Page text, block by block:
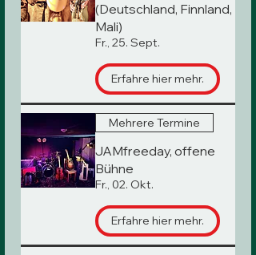
(Deutschland, Finnland,
Mali)
Fr., 25. Sept.
Erfahre hier mehr.
Mehrere Termine
JAMfreeday, offene
Bühne
Fr., 02. Okt.
Erfahre hier mehr.